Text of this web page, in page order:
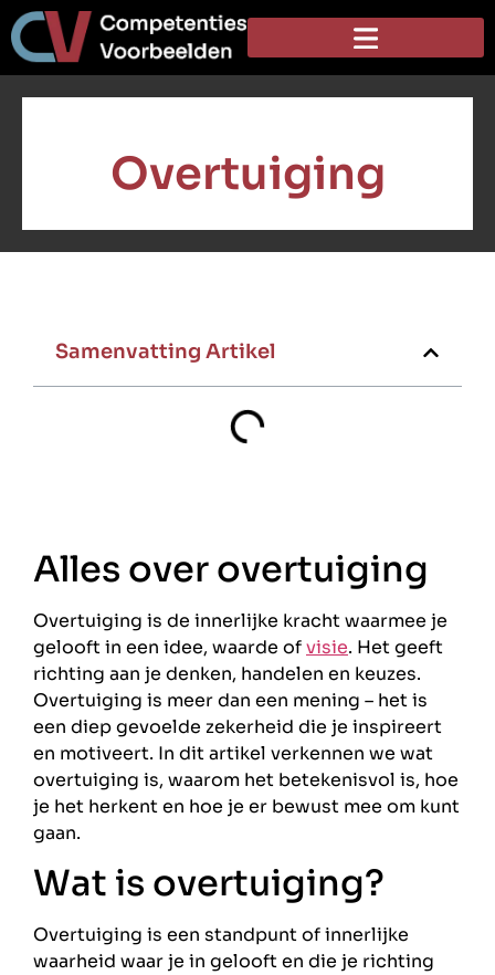
Overtuiging
Samenvatting Artikel
Alles over overtuiging
Overtuiging is de innerlijke kracht waarmee je
gelooft in een idee, waarde ofvisie. Het geeft
richting aan je denken, handelen en keuzes.
Overtuiging is meer dan een mening – het is
een diep gevoelde zekerheid die je inspireert
en motiveert. In dit artikel verkennen we wat
overtuiging is, waarom het betekenisvol is, hoe
je het herkent en hoe je er bewust mee om kunt
gaan.
Wat is overtuiging?
Overtuiging is een standpunt of innerlijke
waarheid waar je in gelooft en die je richting